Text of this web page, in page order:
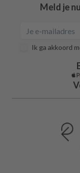
Meld je
Ik ga akkoord